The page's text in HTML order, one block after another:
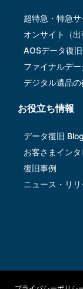
超特急・特急サ
オンサイト（
AOSデータ復
ファイナルデ
デジタル遺品の
お役立ち情報
データ復旧 Blog
お客さまイン
復旧事例
ニュース・リリ